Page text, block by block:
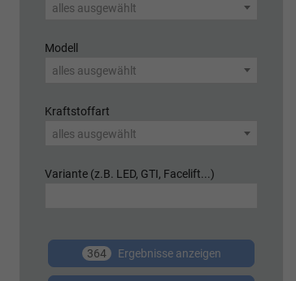
alles ausgewählt
Modell
alles ausgewählt
Kraftstoffart
alles ausgewählt
Variante (z.B. LED, GTI, Facelift...)
364 Ergebnisse anzeigen